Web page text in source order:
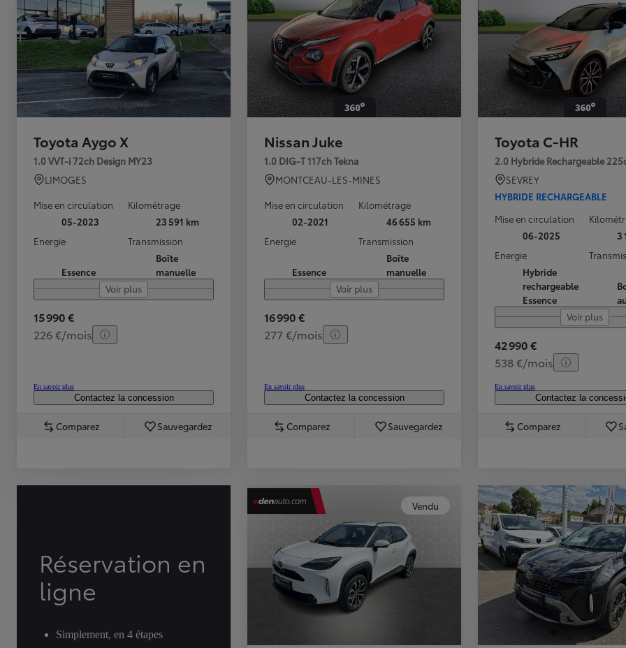
Toyota Aygo X
1.0 VVT-i 72ch Design MY23
LIMOGES
Mise en circulation
05-2023
Kilométrage
23 591 km
Energie
Essence
Transmission
Boîte
manuelle
Voir plus
15 990 €
226 €/mois
En savoir plus
Contactez la concession
Comparez Sauvegardez
Nissan Juke
1.0 DIG-T 117ch Tekna
MONTCEAU-LES-MINES
Mise en circulation
02-2021
Kilométrage
46 655 km
Energie
Essence
Transmission
Boîte
manuelle
Voir plus
16 990 €
277 €/mois
En savoir plus
Contactez la concession
Comparez Sauvegardez
Toyota C-HR
2.0 Hybride Rechargeable
SEVREY
HYBRIDE RECHARGEABLE
Mise en circulation
06-2025
3
Energie
Hybride
rechargeable
Essence
Voir plus
42 990 €
538 €/mois
En savoir plus
Contactez la
Comparez
Réservation en
ligne
Simplement, en 4 étapes
Vendu